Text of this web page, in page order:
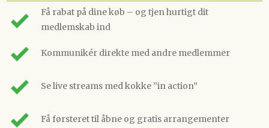
Få rabat på dine køb – og tjen hurtigt dit
medlemskab ind
Kommunikér direkte med andre medlemmer
Se live streams med kokke ”in action”
Få førsteret til åbne og gratis arrangementer